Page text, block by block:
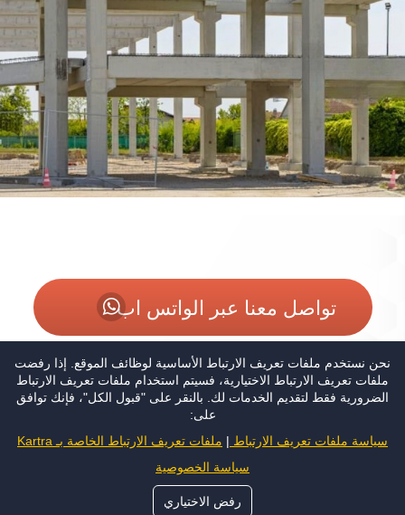
تواصل معنا عبر الواتس اب
موقعنا
بنيان للمباني الجاهزة - الوثبة مول - الوثبة - أبو ظبي -
الإمارات العربية المتحدة
احصل على الاتجاهات
نحن نستخدم ملفات تعريف الارتباط الأساسية لوظائف الموقع. إذا رفضت
ملفات تعريف الارتباط الاختيارية، فسيتم استخدام ملفات تعريف الارتباط
الضرورية فقط لتقديم الخدمات لك. بالنقر على "قبول الكل"، فإنك توافق
على:
سياسة ملفات تعريف الارتباط
ملفات تعريف الارتباط الخاصة بـ Kartra
سياسة الخصوصية
رفض الاختياري